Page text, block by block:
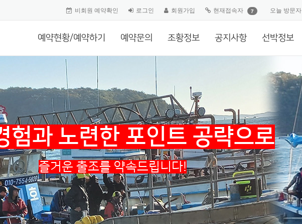
비회원 예약확인 로그인 회원가입 현재접속자 7 오늘 방문자
예약현황/예약하기 예약문의 조황정보 공지사항 선박정보
험과 노련한 포인트 공략으로
즐거운 출조를 약속드립니다!